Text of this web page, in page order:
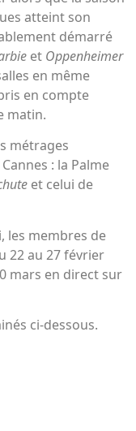
atteint son
démarré
et Oppenheimer
en même
en compte
matin.
métrages
: la Palme
et celui de
les membres de
22 au 27 février
mars en direct sur
ci-dessous.